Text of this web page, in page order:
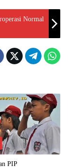
Normal
PIP